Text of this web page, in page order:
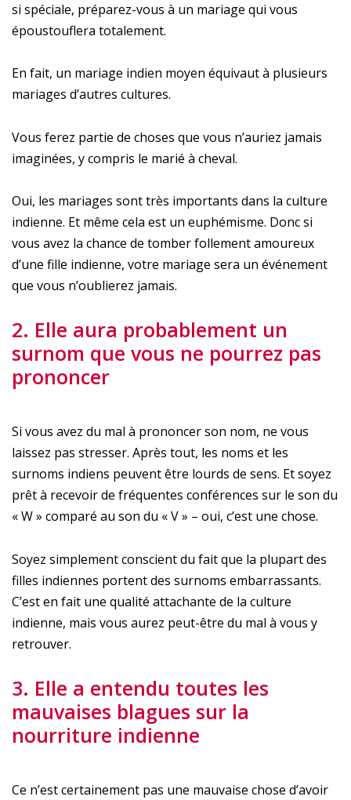
si spéciale, préparez-vous à un mariage qui vous
époustouflera totalement.
En fait, un mariage indien moyen équivaut à plusieurs
mariages d’autres cultures.
Vous ferez partie de choses que vous n’auriez jamais
imaginées, y compris le marié à cheval.
Oui, les mariages sont très importants dans la culture
indienne. Et même cela est un euphémisme. Donc si
vous avez la chance de tomber follement amoureux
d’une fille indienne, votre mariage sera un événement
que vous n’oublierez jamais.
2. Elle aura probablement un
surnom que vous ne pourrez pas
prononcer
Si vous avez du mal à prononcer son nom, ne vous
laissez pas stresser. Après tout, les noms et les
surnoms indiens peuvent être lourds de sens. Et soyez
prêt à recevoir de fréquentes conférences sur le son du
« W » comparé au son du « V » – oui, c’est une chose.
Soyez simplement conscient du fait que la plupart des
filles indiennes portent des surnoms embarrassants.
C’est en fait une qualité attachante de la culture
indienne, mais vous aurez peut-être du mal à vous y
retrouver.
3. Elle a entendu toutes les
mauvaises blagues sur la
nourriture indienne
Ce n’est certainement pas une mauvaise chose d’avoir